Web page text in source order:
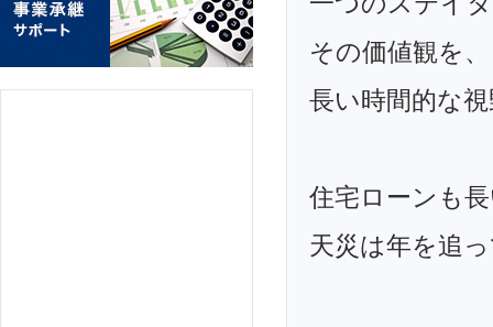
その価値観を
長い時間的な
住宅ローンも
天災は年を追